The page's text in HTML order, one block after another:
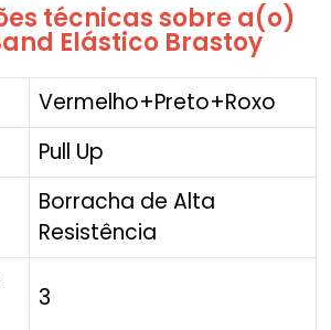
técnicas sobre a(o)
Elástico Brastoy
‎Vermelho+Preto+Roxo
‎Pull Up
‎Borracha de Alta
Resistência
‎3